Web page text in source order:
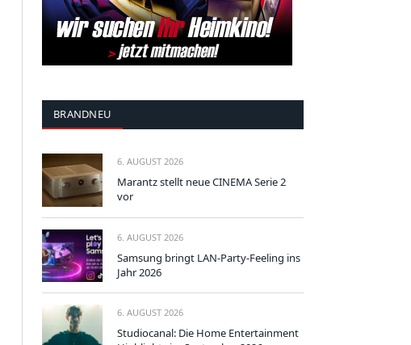
BRANDNEU
6. AUGUST 2026
Marantz stellt neue CINEMA Serie 2
vor
6. AUGUST 2026
Samsung bringt LAN-Party-Feeling ins
Jahr 2026
6. AUGUST 2026
Studiocanal: Die Home Entertainment